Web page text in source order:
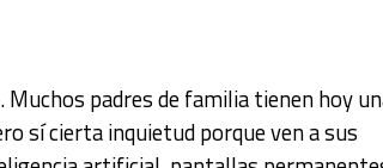
padres de familia tienen hoy
sí cierta inquietud porque ven a sus